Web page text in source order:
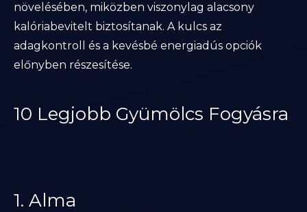
növelésében, miközben viszonylag alacsony
kalóriabevitelt biztosítanak. A kulcs az
adagkontroll és a kevésbé energiadús opciók
előnyben részesítése.
10 Legjobb Gyümölcs Fogyásra
1. Alma